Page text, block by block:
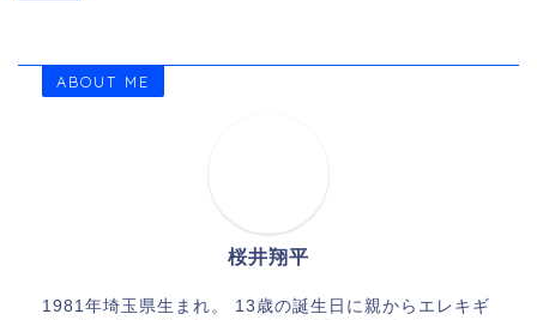
ABOUT ME
桜井翔平
1981年埼玉県生まれ。 13歳の誕生日に親からエレキギ